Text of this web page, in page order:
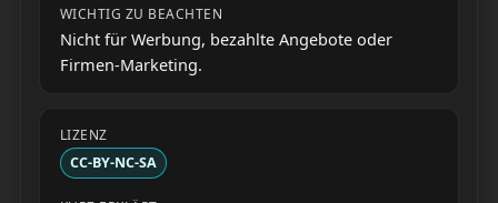
Nicht für Werbung, bezahlte Angebote oder
Firmen-Marketing.
CC-BY-NC-SA